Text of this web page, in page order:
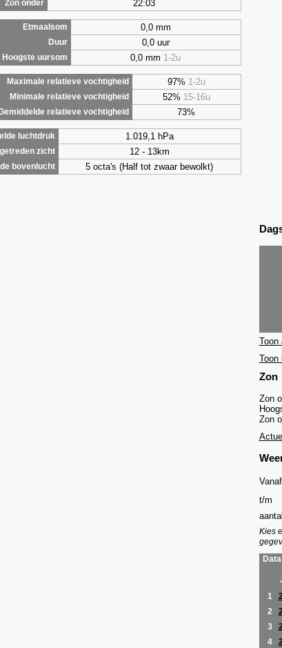
Zon onder 22:03
Etmaalsom
0,0 mm
Duur 0,0 uur
Hoogste uursom 0,0 mm 1-2u
Maximale relatieve vochtigheid
97% 1-2u
Minimale relatieve vochtigheid 52% 15-16u
relatieve vochtigheid 73%
luchtdruk
1.019,1 hPa
zicht 12 - 13km
bovenlucht 5 octa's (Half tot zwaar bewolkt)
Toon
Toon
Zon
Zon
Zon
Vanaf
t/m
Kies
1
2
3
4